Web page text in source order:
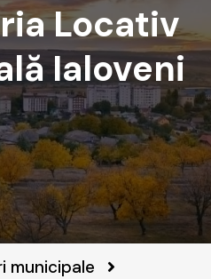
Locativ
Ialoveni
municipale